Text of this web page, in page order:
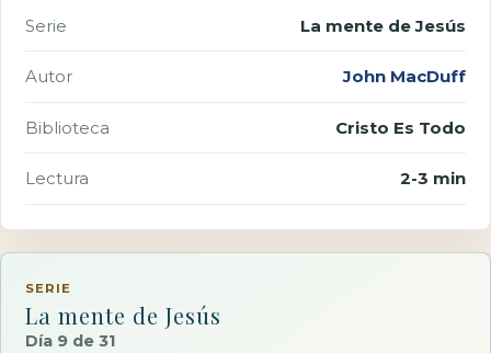
Serie La mente de Jesús
Autor John MacDuff
Biblioteca Cristo Es Todo
Lectura 2-3 min
SERIE
La mente de Jesús
Día 9 de 31